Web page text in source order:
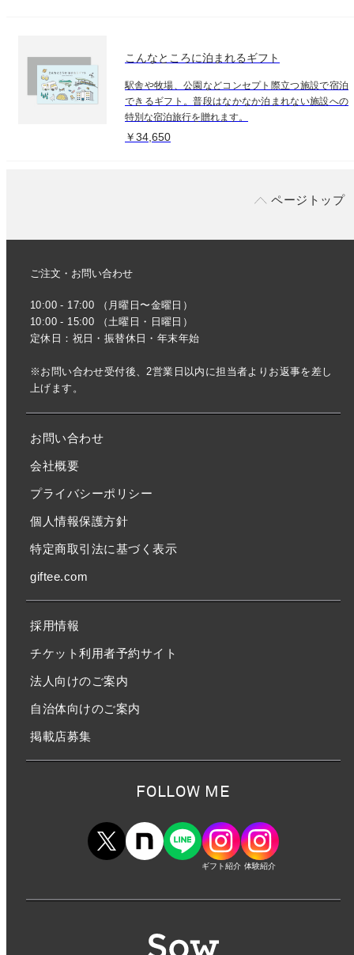
こんなところに泊まれるギフト
駅舎や牧場、公園などコンセプト際立つ施設で宿泊
できるギフト。普段はなかなか泊まれない施設への
特別な宿泊旅行を贈れます。
￥34,650
ページトップ
ご注文・お問い合わせ
10:00 - 17:00 （月曜日〜金曜日）
10:00 - 15:00 （土曜日・日曜日）
定休日：祝日・振替休日・年末年始
※お問い合わせ受付後、2営業日以内に担当者よりお返事を差し
上げます。
お問い合わせ
会社概要
プライバシーポリシー
個人情報保護方針
特定商取引法に基づく表示
giftee.com
採用情報
チケット利用者予約サイト
法人向けのご案内
自治体向けのご案内
掲載店募集
FOLLOW ME
ギフト紹介 体験紹介